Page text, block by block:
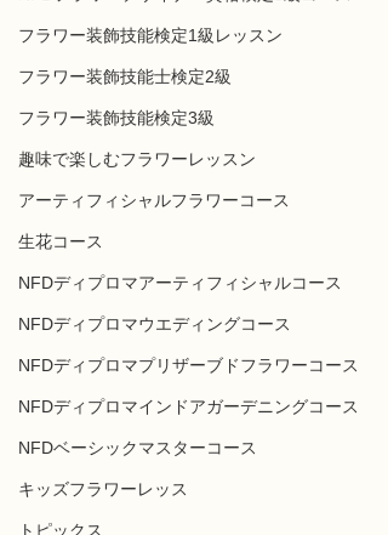
フラワー装飾技能検定1級レッスン
フラワー装飾技能士検定2級
フラワー装飾技能検定3級
趣味で楽しむフラワーレッスン
アーティフィシャルフラワーコース
生花コース
NFDディプロマアーティフィシャルコース
NFDディプロマウエディングコース
NFDディプロマプリザーブドフラワーコース
NFDディプロマインドアガーデニングコース
NFDベーシックマスターコース
キッズフラワーレッス
トピックス